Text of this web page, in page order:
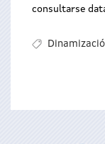
consultarse